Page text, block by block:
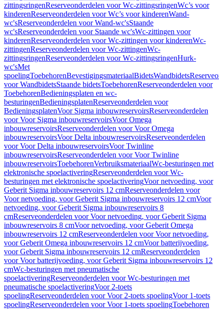
zittingsringenReserveonderdelen voor Wc-zittingsringenWc’s voor
kinderenReserveonderdelen voor Wc’s voor kinderenWand-
wc'sReserveonderdelen voor Wand-wc'sStaande
wc'sReserveonderdelen voor Staande wc'sWc-zittingen voor
kinderenReserveonderdelen voor Wc-zittingen voor kinderenWc-
zittingenReserveonderdelen voor Wc-zittingenWc-
zittingsringenReserveonderdelen voor Wc-zittingsringenHurk-
wc'sMet
spoelingToebehorenBevestigingsmateriaalBidetsWandbidets
voor WandbidetsStaande bidetsToebehorenReserveonderdelen voor
ToebehorenBedieningsplaten en wc-
besturingenBedieningsplatenReserveonderdelen voor
BedieningsplatenVoor Sigma inbouwreservoirsReserveonderdelen
voor Voor Sigma inbouwreservoirsVoor Omega
inbouwreservoirsReserveonderdelen voor Voor Omega
inbouwreservoirsVoor Delta inbouwreservoirsReserveonderdelen
voor Voor Delta inbouwreservoirsVoor Twinline
inbouwreservoirsReserveonderdelen voor Voor Twinline
inbouwreservoirsToebehorenVerbruiksmateriaalWc-besturingen met
elektronische spoelactiveringReserveonderdelen voor Wc-
besturingen met elektronische spoelactiveringVoor netvoeding, voor
Geberit Sigma inbouwreservoirs 12 cmReserveonderdelen voor
Voor netvoeding, voor Geberit Sigma inbouwreservoirs 12 cmVoor
netvoeding, voor Geberit Sigma inbouwreservoirs 8
cmReserveonderdelen voor Voor netvoeding, voor Geberit Sigma
inbouwreservoirs 8 cmVoor netvoeding, voor Geberit Omega
inbouwreservoirs 12 cmReserveonderdelen voor Voor netvoeding,
voor Geberit Omega inbouwreservoirs 12 cmVoor batterijvoeding,
voor Geberit Sigma inbouwreservoirs 12 cmReserveonderdelen
voor Voor batterijvoeding, voor Geberit Sigma inbouwreservoirs 12
cmWc-besturingen met pneumatische
spoelactiveringReserveonderdelen voor Wc-besturingen met
pneumatische spoelactiveringVoor 2-toets
spoelingReserveonderdelen voor Voor 2-toets spoelingVoor 1-toets
spoelingReserveonderdelen voor Voor 1-toets spoelingToebehoren